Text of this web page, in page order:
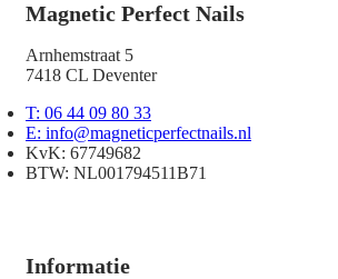
Magnetic Perfect Nails
Arnhemstraat 5
7418 CL Deventer
T: 06 44 09 80 33
E: info@magneticperfectnails.nl
KvK: 67749682
BTW: NL001794511B71
Informatie